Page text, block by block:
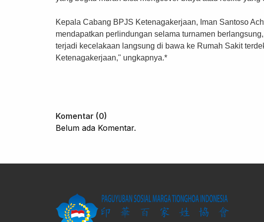
Kepala Cabang BPJS Ketenagakerjaan, Iman Santoso
mendapatkan perlindungan selama turnamen
terjadi kecelakaan langsung di bawa ke Rumah Sakit
Ketenagakerjaan," ungkapnya.*
Komentar (0)
Belum ada Komentar.